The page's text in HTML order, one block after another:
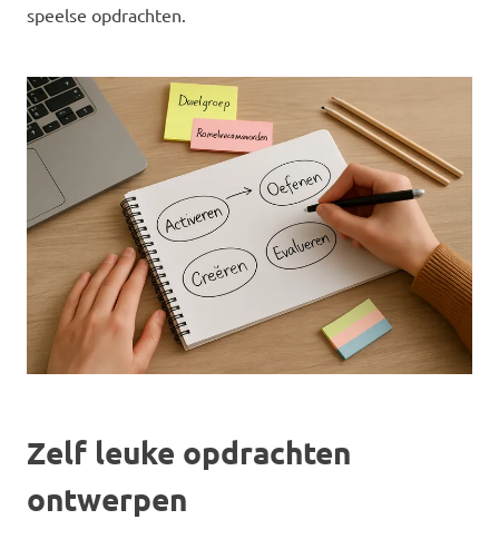
speelse opdrachten.
Zelf leuke opdrachten
ontwerpen